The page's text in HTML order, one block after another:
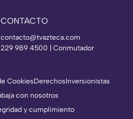
CONTACTO
contacto@tvazteca.com
229 989 4500 | Conmutador
CookiesDerechosInversionistas
con nosotros
y cumplimiento